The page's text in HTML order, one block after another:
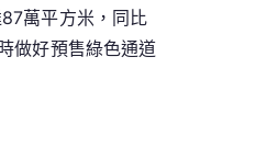
萬平方米，同比
做好預售綠色通道